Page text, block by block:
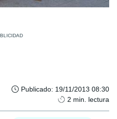
Publicado: 19/11/2013 08:30
2 min. lectura